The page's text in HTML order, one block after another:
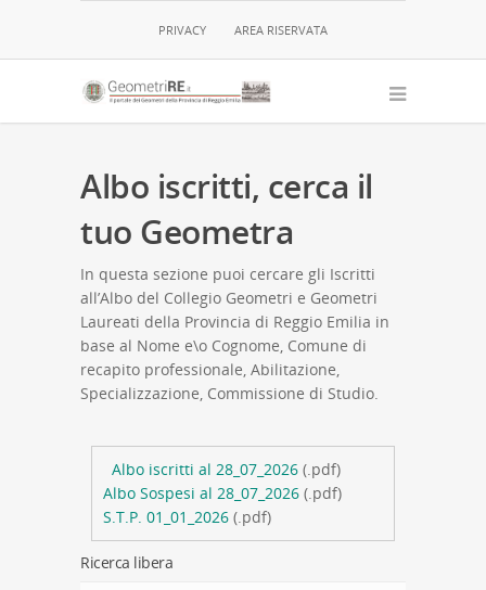
PRIVACY AREA RISERVATA
Albo iscritti, cerca il
tuo Geometra
In questa sezione puoi cercare gli Iscritti
all’Albo del Collegio Geometri e Geometri
Laureati della Provincia di Reggio Emilia in
base al Nome e\o Cognome, Comune di
recapito professionale, Abilitazione,
Specializzazione, Commissione di Studio.
Albo iscritti al 28_07_2026 (.pdf)
Albo Sospesi al 28_07_2026 (.pdf)
S.T.P. 01_01_2026 (.pdf)
Ricerca libera